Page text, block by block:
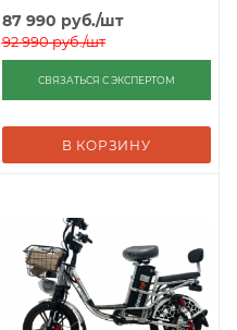
87 990 руб./шт
92 990руб./шт
СВЯЗАТЬСЯ С ЭКСПЕРТОМ
В КОРЗИНУ